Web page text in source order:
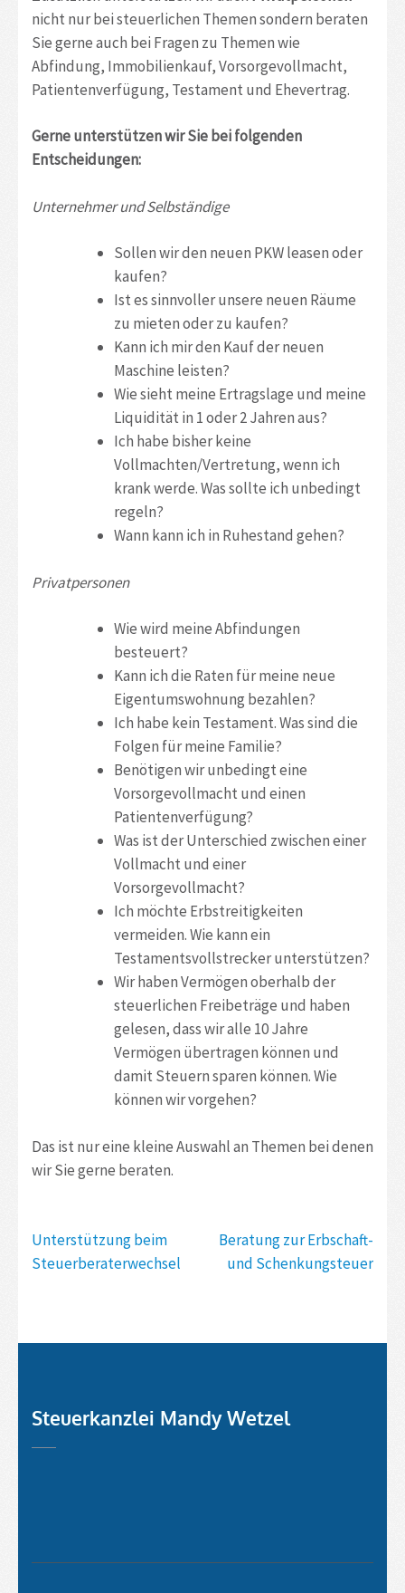
nicht nur bei steuerlichen Themen sondern beraten
Sie gerne auch bei Fragen zu Themen wie
Abfindung, Immobilienkauf, Vorsorgevollmacht,
Patientenverfügung, Testament und Ehevertrag.
Gerne unterstützen wir Sie bei folgenden
Entscheidungen:
Unternehmer und Selbständige
Sollen wir den neuen PKW leasen oder
kaufen?
Ist es sinnvoller unsere neuen Räume
zu mieten oder zu kaufen?
Kann ich mir den Kauf der neuen
Maschine leisten?
Wie sieht meine Ertragslage und meine
Liquidität in 1 oder 2 Jahren aus?
Ich habe bisher keine
Vollmachten/Vertretung, wenn ich
krank werde. Was sollte ich unbedingt
regeln?
Wann kann ich in Ruhestand gehen?
Privatpersonen
Wie wird meine Abfindungen
besteuert?
Kann ich die Raten für meine neue
Eigentumswohnung bezahlen?
Ich habe kein Testament. Was sind die
Folgen für meine Familie?
Benötigen wir unbedingt eine
Vorsorgevollmacht und einen
Patientenverfügung?
Was ist der Unterschied zwischen einer
Vollmacht und einer
Vorsorgevollmacht?
Ich möchte Erbstreitigkeiten
vermeiden. Wie kann ein
Testamentsvollstrecker unterstützen?
Wir haben Vermögen oberhalb der
steuerlichen Freibeträge und haben
gelesen, dass wir alle 10 Jahre
Vermögen übertragen können und
damit Steuern sparen können. Wie
können wir vorgehen?
Das ist nur eine kleine Auswahl an Themen bei denen
wir Sie gerne beraten.
Beitragsnavigation
Unterstützung beim
Steuerberaterwechsel
Beratung zur Erbschaft-
und Schenkungsteuer
Steuerkanzlei Mandy Wetzel